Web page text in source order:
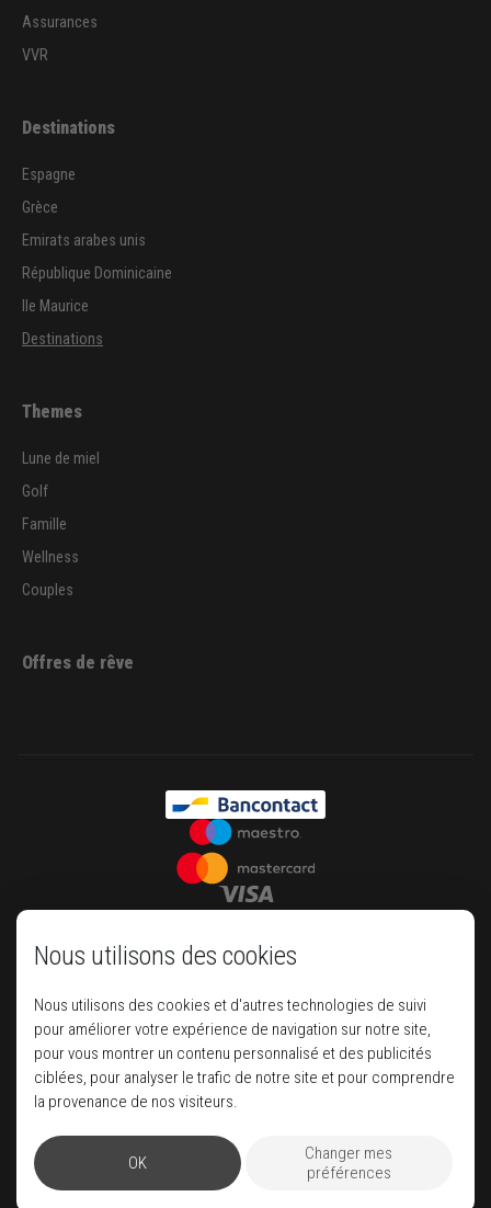
Nous utilisons des cookies
Nous utilisons des cookies et d'autres technologies de suivi
pour améliorer votre expérience de navigation sur notre site,
pour vous montrer un contenu personnalisé et des publicités
ciblées, pour analyser le trafic de notre site et pour comprendre
la provenance de nos visiteurs.
OK
Changer mes
préférences
Assurances
VVR
Destinations
Espagne
Grèce
Emirats arabes unis
République Dominicaine
Ile Maurice
Destinations
Themes
Lune de miel
Golf
Famille
Wellness
Couples
Offres de rêve
Your house of luxury travel
Pegase